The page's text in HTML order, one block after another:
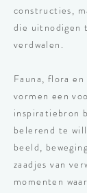
constructies,
die uitnodigen
verdwalen.
Fauna, flora
vormen een
inspiratiebron
belerend te
beeld,
zaadjes van
momenten